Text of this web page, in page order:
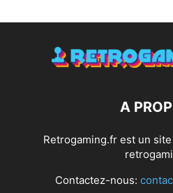
A
Retrogaming.fr est un
Contactez-nous: